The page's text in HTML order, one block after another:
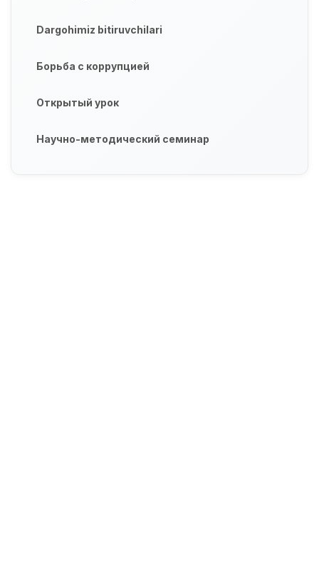
Dargohimiz bitiruvchilari
Борьба с коррупцией
Открытый урок
Научно-методический семинар